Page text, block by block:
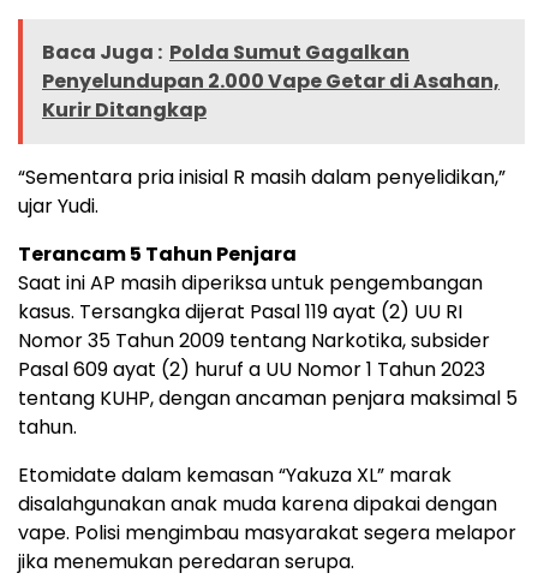
Baca Juga : Polda Sumut Gagalkan
Penyelundupan 2.000 Vape Getar di Asahan,
Kurir Ditangkap
“Sementara pria inisial R masih dalam penyelidikan,”
ujar Yudi.
Terancam 5 Tahun Penjara
Saat ini AP masih diperiksa untuk pengembangan
kasus. Tersangka dijerat Pasal 119 ayat (2) UU RI
Nomor 35 Tahun 2009 tentang Narkotika, subsider
Pasal 609 ayat (2) huruf a UU Nomor 1 Tahun 2023
tentang KUHP, dengan ancaman penjara maksimal 5
tahun.
Etomidate dalam kemasan “Yakuza XL” marak
disalahgunakan anak muda karena dipakai dengan
vape. Polisi mengimbau masyarakat segera melapor
jika menemukan peredaran serupa.